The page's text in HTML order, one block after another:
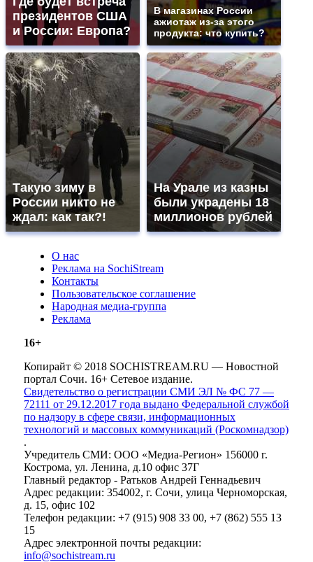
президентов США
и России: Европа?
В магазинах России
ажиотаж из-за этого
продукта: что купить?
Такую зиму в
России никто не
ждал: как так?!
На Урале из казны
были украдены 18
миллионов рублей
О нас
Реклама на SochiStream
Контакты
Пользовательское соглашение
Народная медиа-группа
Реклама
16+
Копирайт © 2018 SOCHISTREAM.RU — Новостной
портал Сочи. 16+ Сетевое издание.
Свидетельство о регистрации СМИ ЭЛ № ФС 77 —
72111 от 29.12.2017 года выдано Федеральной службой
по надзору в сфере связи, информационных
технологий и массовых коммуникаций (Роскомнадзор)
.
Учредитель СМИ: ООО «Медиа-Регион» 156000 г.
Кострома, ул. Ленина, д.10 офис 37Г
Главный редактор - Ратьков Андрей Геннадьевич
Адрес редакции: 354002, г. Сочи, улица Черноморская,
д. 15, офис 102
Телефон редакции: +7 (915) 908 33 00, +7 (862) 555 13
15
Адрес электронной почты редакции:
info@sochistream.ru